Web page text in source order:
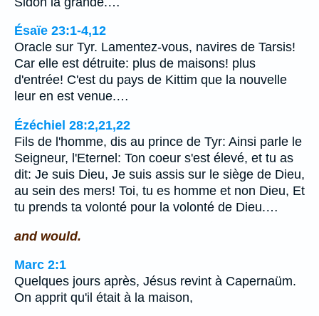
Ésaïe 23:1-4,12
Oracle sur Tyr. Lamentez-vous, navires de Tarsis!
Car elle est détruite: plus de maisons! plus
d'entrée! C'est du pays de Kittim que la nouvelle
leur en est venue.…
Ézéchiel 28:2,21,22
Fils de l'homme, dis au prince de Tyr: Ainsi parle le
Seigneur, l'Eternel: Ton coeur s'est élevé, et tu as
dit: Je suis Dieu, Je suis assis sur le siège de Dieu,
au sein des mers! Toi, tu es homme et non Dieu, Et
tu prends ta volonté pour la volonté de Dieu.…
and would.
Marc 2:1
Quelques jours après, Jésus revint à Capernaüm.
On apprit qu'il était à la maison,